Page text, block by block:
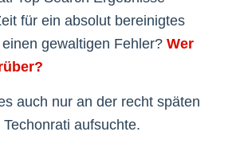
für ein absolut bereinigtes
gewaltigen Fehler? Wer
auch nur an der recht späten
aufsuchte.